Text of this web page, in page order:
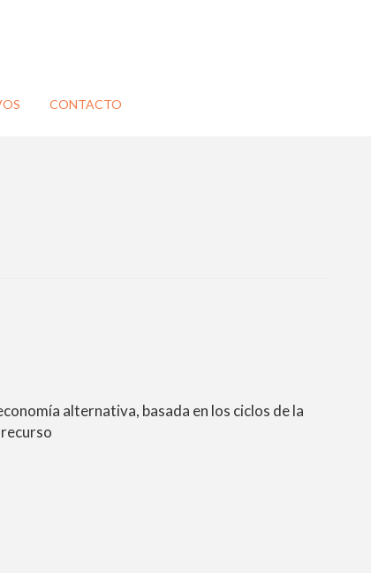
CONTACTO
alternativa, basada en los ciclos de la